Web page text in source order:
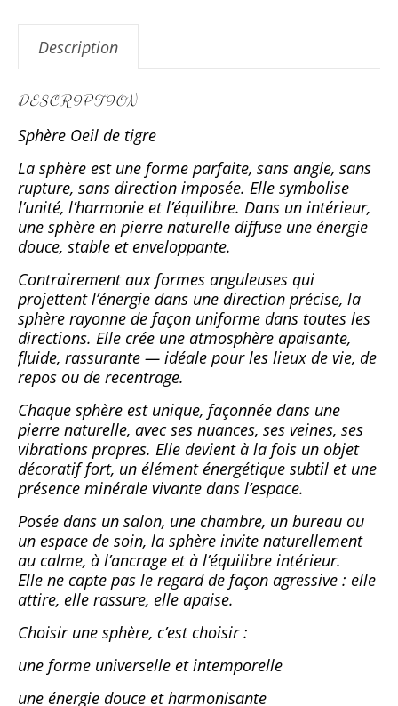
Description
DESCRIPTION
Sphère Oeil de tigre
La sphère est une forme parfaite, sans angle, sans
rupture, sans direction imposée. Elle symbolise
l’unité, l’harmonie et l’équilibre. Dans un intérieur,
une sphère en pierre naturelle diffuse une énergie
douce, stable et enveloppante.
Contrairement aux formes anguleuses qui
projettent l’énergie dans une direction précise, la
sphère rayonne de façon uniforme dans toutes les
directions. Elle crée une atmosphère apaisante,
fluide, rassurante — idéale pour les lieux de vie, de
repos ou de recentrage.
Chaque sphère est unique, façonnée dans une
pierre naturelle, avec ses nuances, ses veines, ses
vibrations propres. Elle devient à la fois un objet
décoratif fort, un élément énergétique subtil et une
présence minérale vivante dans l’espace.
Posée dans un salon, une chambre, un bureau ou
un espace de soin, la sphère invite naturellement
au calme, à l’ancrage et à l’équilibre intérieur.
Elle ne capte pas le regard de façon agressive : elle
attire, elle rassure, elle apaise.
Choisir une sphère, c’est choisir :
une forme universelle et intemporelle
une énergie douce et harmonisante